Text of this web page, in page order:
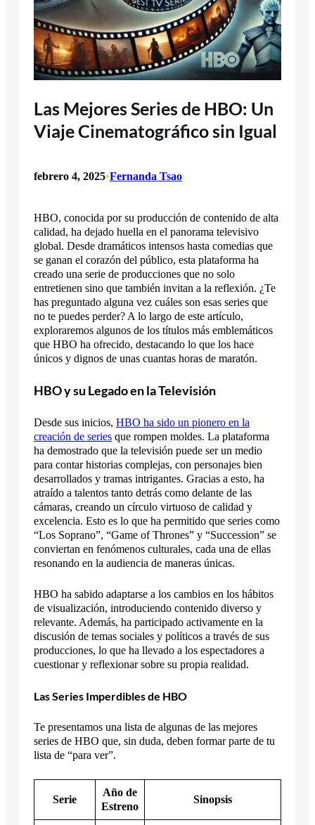
Las Mejores Series de HBO: Un
Viaje Cinematográfico sin Igual
febrero 4, 2025•Fernanda Tsao
HBO, conocida por su producción de contenido de alta
calidad, ha dejado huella en el panorama televisivo
global. Desde dramáticos intensos hasta comedias que
se ganan el corazón del público, esta plataforma ha
creado una serie de producciones que no solo
entretienen sino que también invitan a la reflexión. ¿Te
has preguntado alguna vez cuáles son esas series que
no te puedes perder? A lo largo de este artículo,
exploraremos algunos de los títulos más emblemáticos
que HBO ha ofrecido, destacando lo que los hace
únicos y dignos de unas cuantas horas de maratón.
HBO y su Legado en la Televisión
Desde sus inicios, HBO ha sido un pionero en la
creación de series que rompen moldes. La plataforma
ha demostrado que la televisión puede ser un medio
para contar historias complejas, con personajes bien
desarrollados y tramas intrigantes. Gracias a esto, ha
atraído a talentos tanto detrás como delante de las
cámaras, creando un círculo virtuoso de calidad y
excelencia. Esto es lo que ha permitido que series como
“Los Soprano”, “Game of Thrones” y “Succession” se
conviertan en fenómenos culturales, cada una de ellas
resonando en la audiencia de maneras únicas.
HBO ha sabido adaptarse a los cambios en los hábitos
de visualización, introduciendo contenido diverso y
relevante. Además, ha participado activamente en la
discusión de temas sociales y políticos a través de sus
producciones, lo que ha llevado a los espectadores a
cuestionar y reflexionar sobre su propia realidad.
Las Series Imperdibles de HBO
Te presentamos una lista de algunas de las mejores
series de HBO que, sin duda, deben formar parte de tu
lista de “para ver”.
Serie
Año de
Estreno
Sinopsis